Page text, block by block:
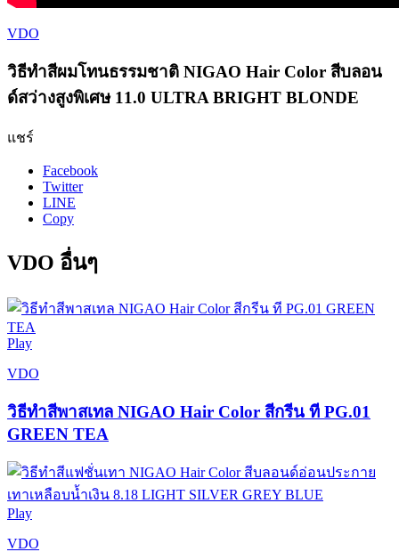
VDO
วิธีทำสีผมโทนธรรมชาติ NIGAO Hair Color สีบลอน
ด์สว่างสูงพิเศษ 11.0 ULTRA BRIGHT BLONDE
แชร์
Facebook
Twitter
LINE
Copy
VDO อื่นๆ
Play
VDO
วิธีทำสีพาสเทล NIGAO Hair Color สีกรีน ที PG.01
GREEN TEA
Play
VDO